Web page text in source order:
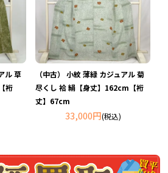
ル 草
裄
（中古） 小紋 薄緑 カジュアル 菊
尽くし 袷 絹【身丈】162cm【裄
丈】67cm
33,000円(税込)